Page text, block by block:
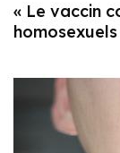
« Le vaccin